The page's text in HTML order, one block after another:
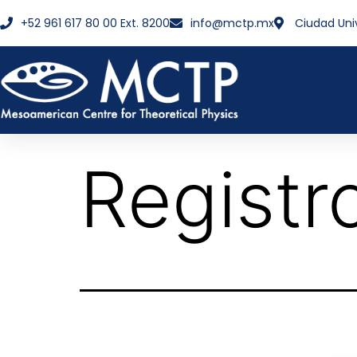
+52 961 617 80 00 Ext. 8200 info@mctp.mx Ciudad